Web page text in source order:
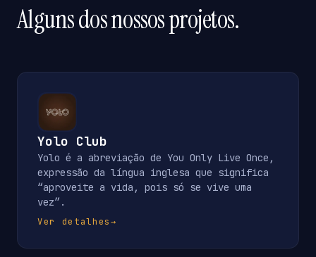
Alguns dos nossos projetos.
Yolo Club
Yolo é a abreviação de You Only Live Once,
expressão da língua inglesa que significa
“aproveite a vida, pois só se vive uma
vez”.
Ver detalhes→